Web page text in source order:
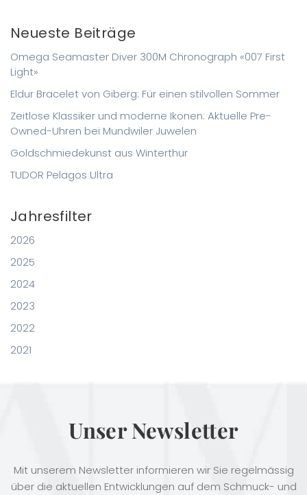
Neueste Beiträge
Omega Seamaster Diver 300M Chronograph «007 First
Light»
Eldur Bracelet von Giberg: Für einen stilvollen Sommer
Zeitlose Klassiker und moderne Ikonen: Aktuelle Pre-
Owned-Uhren bei Mundwiler Juwelen
Goldschmiedekunst aus Winterthur
TUDOR Pelagos Ultra
Jahresfilter
2026
2025
2024
2023
2022
2021
Unser Newsletter
Mit unserem Newsletter informieren wir Sie regelmässig
über die aktuellen Entwicklungen auf dem Schmuck- und